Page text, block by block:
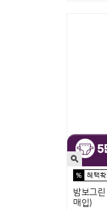
밤보그
매입)